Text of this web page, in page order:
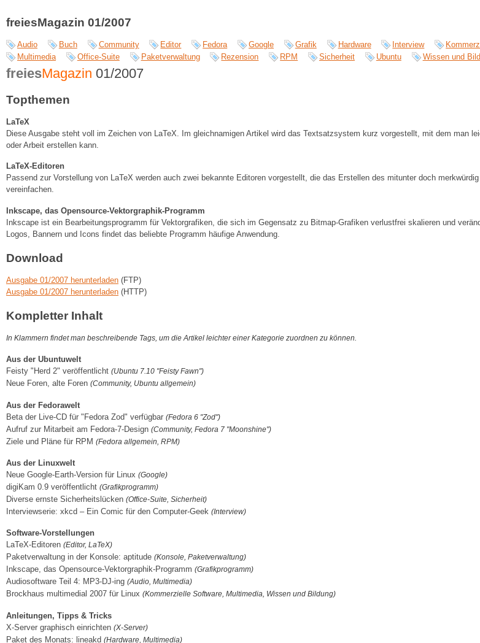
freiesMagazin 01/2007
Audio Buch Community Editor Fedora Google Grafik Hardware Interview
Multimedia
Office-Suite Paketverwaltung Rezension RPM Sicherheit Ubuntu Wissen und
freiesMagazin 01/2007
Topthemen
LaTeX
Diese Ausgabe steht voll im Zeichen von LaTeX. Im gleichnamigen Artikel wird das Textsatzsystem kurz vorgestellt, mit dem man
oder Arbeit erstellen kann.
LaTeX-Editoren
Passend zur Vorstellung von LaTeX werden auch zwei bekannte Editoren vorgestellt, die das Erstellen des mitunter doch
vereinfachen.
Inkscape, das Opensource-Vektorgraphik-Programm
Inkscape ist ein Bearbeitungsprogramm für Vektorgrafiken, die sich im Gegensatz zu Bitmap-Grafiken verlustfrei skalieren und
Logos, Bannern und Icons findet das beliebte Programm häufige Anwendung.
Download
Ausgabe 01/2007 herunterladen (FTP)
Ausgabe 01/2007 herunterladen (HTTP)
Kompletter Inhalt
In Klammern findet man beschreibende Tags, um die Artikel leichter einer Kategorie zuordnen zu können.
Aus der Ubuntuwelt
Feisty "Herd 2" veröffentlicht (Ubuntu 7.10 "Feisty Fawn")
Neue Foren, alte Foren (Community, Ubuntu allgemein)
Aus der Fedorawelt
Beta der Live-CD für "Fedora Zod" verfügbar (Fedora 6 "Zod")
Aufruf zur Mitarbeit am Fedora-7-Design (Community, Fedora 7 "Moonshine")
Ziele und Pläne für RPM (Fedora allgemein, RPM)
Aus der Linuxwelt
Neue Google-Earth-Version für Linux (Google)
digiKam 0.9 veröffentlicht (Grafikprogramm)
Diverse ernste Sicherheitslücken (Office-Suite, Sicherheit)
Interviewserie: xkcd – Ein Comic für den Computer-Geek (Interview)
Software-Vorstellungen
LaTeX-Editoren (Editor, LaTeX)
Paketverwaltung in der Konsole: aptitude (Konsole, Paketverwaltung)
Inkscape, das Opensource-Vektorgraphik-Programm (Grafikprogramm)
Audiosoftware Teil 4: MP3-DJ-ing (Audio, Multimedia)
Brockhaus multimedial 2007 für Linux (Kommerzielle Software, Multimedia, Wissen und Bildung)
Anleitungen, Tipps & Tricks
X-Server graphisch einrichten (X-Server)
Paket des Monats: lineakd (Hardware, Multimedia)